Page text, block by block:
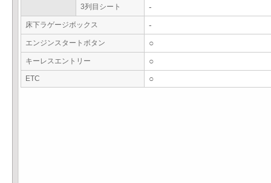
3列目シート -
床下ラゲージボックス -
エンジンスタートボタン ○
キーレスエントリー ○
ETC ○